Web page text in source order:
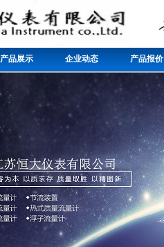
产品展示 企业动态 产品报价